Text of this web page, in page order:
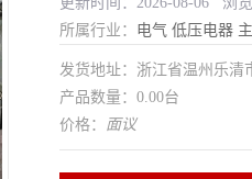
所属行业： 电气 低压电器
发货地址：浙江省温州乐
产品数量：0.00台
价格： 面议